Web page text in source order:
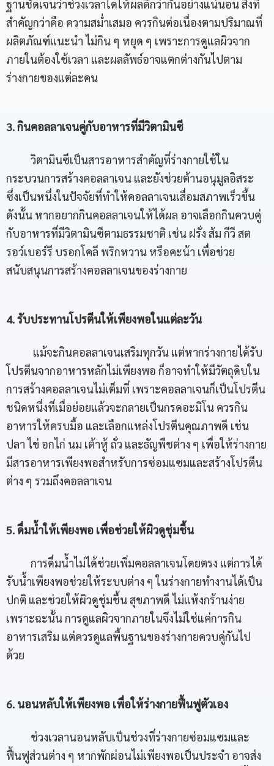
ฐานชัดเจนว่าช่วงเวลาใดให้ผลดีกว่ากันอย่างแน่นอน สิ่งที่
สำคัญกว่าคือ ความสม่ำเสมอ ควรกินต่อเนื่องตามปริมาณที่
ผลิตภัณฑ์แนะนำ ไม่กิน ๆ หยุด ๆ เพราะการดูแลผิวจาก
ภายในต้องใช้เวลา และผลลัพธ์อาจแตกต่างกันไปตาม
ร่างกายของแต่ละคน
3. กินคอลลาเจนคู่กับอาหารที่มีวิตามินซี
วิตามินซีเป็นสารอาหารสำคัญที่ร่างกายใช้ใน
กระบวนการสร้างคอลลาเจน และยังช่วยต้านอนุมูลอิสระ
ซึ่งเป็นหนึ่งในปัจจัยที่ทำให้คอลลาเจนเสื่อมสภาพเร็วขึ้น
ดังนั้น หากอยากกินคอลลาเจนให้ได้ผล อาจเลือกกินควบคู่
กับอาหารที่มีวิตามินซีตามธรรมชาติ เช่น ฝรั่ง ส้ม กีวี สต
รอว์เบอร์รี บรอกโคลี พริกหวาน หรือคะน้า เพื่อช่วย
สนับสนุนการสร้างคอลลาเจนของร่างกาย
4. รับประทานโปรตีนให้เพียงพอในแต่ละวัน
แม้จะกินคอลลาเจนเสริมทุกวัน แต่หากร่างกายได้รับ
โปรตีนจากอาหารหลักไม่เพียงพอ ก็อาจทำให้มีวัตถุดิบใน
การสร้างคอลลาเจนไม่เต็มที่ เพราะคอลลาเจนก็เป็นโปรตีน
ชนิดหนึ่งที่เมื่อย่อยแล้วจะกลายเป็นกรดอะมิโน ควรกิน
อาหารให้ครบมื้อ และเลือกแหล่งโปรตีนคุณภาพดี เช่น
ปลา ไข่ อกไก่ นม เต้าหู้ ถั่ว และธัญพืชต่าง ๆ เพื่อให้ร่างกาย
มีสารอาหารเพียงพอสำหรับการซ่อมแซมและสร้างโปรตีน
ต่าง ๆ รวมถึงคอลลาเจน
5. ดื่มน้ำให้เพียงพอ เพื่อช่วยให้ผิวดูชุ่มชื้น
การดื่มน้ำไม่ได้ช่วยเพิ่มคอลลาเจนโดยตรง แต่การได้
รับน้ำเพียงพอช่วยให้ระบบต่าง ๆ ในร่างกายทำงานได้เป็น
ปกติ และช่วยให้ผิวดูชุ่มชื้น สุขภาพดี ไม่แห้งกร้านง่าย
เพราะฉะนั้น การดูแลผิวจากภายในจึงไม่ใช่แค่การกิน
อาหารเสริม แต่ควรดูแลพื้นฐานของร่างกายควบคู่กันไป
ด้วย
6. นอนหลับให้เพียงพอ เพื่อให้ร่างกายฟื้นฟูตัวเอง
ช่วงเวลานอนหลับเป็นช่วงที่ร่างกายซ่อมแซมและ
ฟื้นฟูส่วนต่าง ๆ หากพักผ่อนไม่เพียงพอเป็นประจำ อาจส่ง